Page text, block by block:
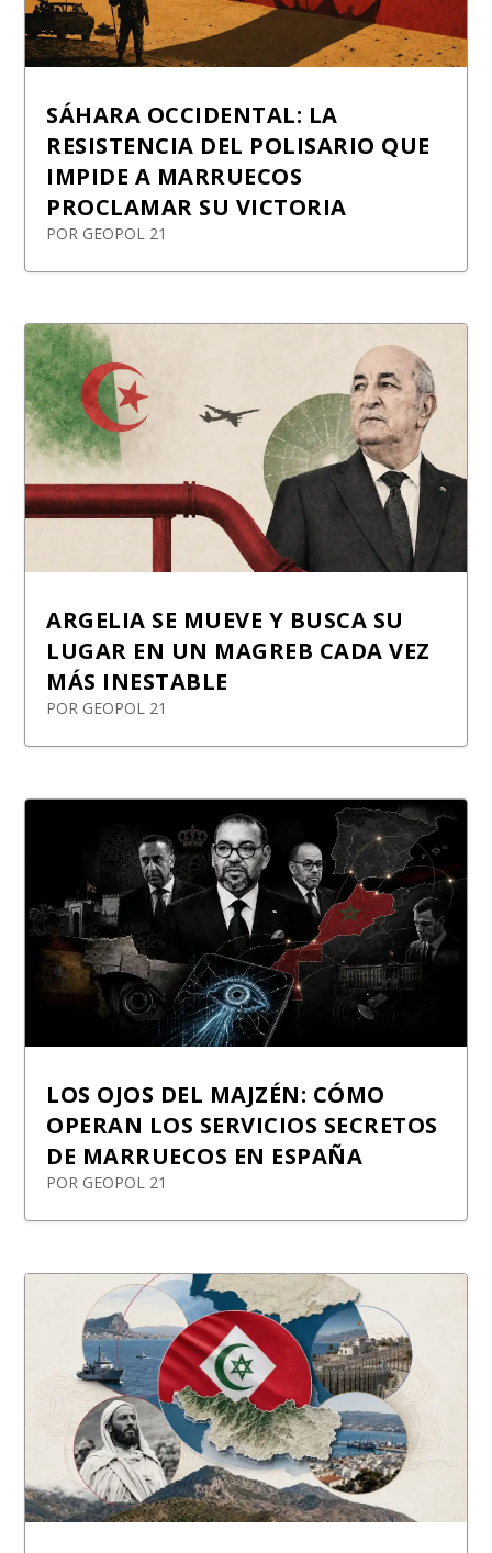
SÁHARA OCCIDENTAL: LA
RESISTENCIA DEL POLISARIO QUE
IMPIDE A MARRUECOS
PROCLAMAR SU VICTORIA
POR GEOPOL 21
ARGELIA SE MUEVE Y BUSCA SU
LUGAR EN UN MAGREB CADA VEZ
MÁS INESTABLE
POR GEOPOL 21
LOS OJOS DEL MAJZÉN: CÓMO
OPERAN LOS SERVICIOS SECRETOS
DE MARRUECOS EN ESPAÑA
POR GEOPOL 21